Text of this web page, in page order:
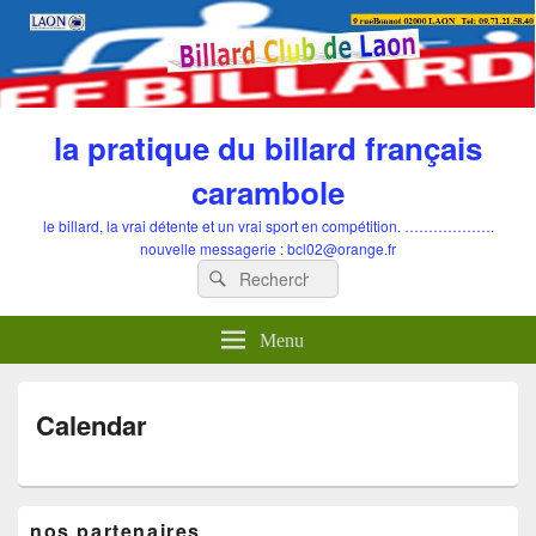
la pratique du billard français
carambole
le billard, la vrai détente et un vrai sport en compétition. ……………….
nouvelle messagerie : bcl02@orange.fr
Rechercher :
Recherche
Menu
Calendar